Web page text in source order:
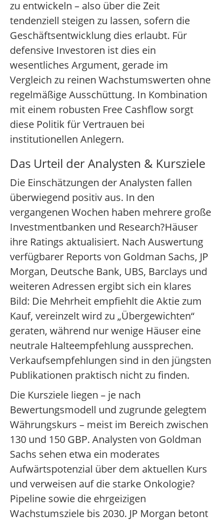
zu entwickeln – also über die Zeit
tendenziell steigen zu lassen, sofern die
Geschäftsentwicklung dies erlaubt. Für
defensive Investoren ist dies ein
wesentliches Argument, gerade im
Vergleich zu reinen Wachstumswerten ohne
regelmäßige Ausschüttung. In Kombination
mit einem robusten Free Cashflow sorgt
diese Politik für Vertrauen bei
institutionellen Anlegern.
Das Urteil der Analysten & Kursziele
Die Einschätzungen der Analysten fallen
überwiegend positiv aus. In den
vergangenen Wochen haben mehrere große
Investmentbanken und Research?Häuser
ihre Ratings aktualisiert. Nach Auswertung
verfügbarer Reports von Goldman Sachs, JP
Morgan, Deutsche Bank, UBS, Barclays und
weiteren Adressen ergibt sich ein klares
Bild: Die Mehrheit empfiehlt die Aktie zum
Kauf, vereinzelt wird zu „Übergewichten“
geraten, während nur wenige Häuser eine
neutrale Halteempfehlung aussprechen.
Verkaufsempfehlungen sind in den jüngsten
Publikationen praktisch nicht zu finden.
Die Kursziele liegen – je nach
Bewertungsmodell und zugrunde gelegtem
Währungskurs – meist im Bereich zwischen
130 und 150 GBP. Analysten von Goldman
Sachs sehen etwa ein moderates
Aufwärtspotenzial über dem aktuellen Kurs
und verweisen auf die starke Onkologie?
Pipeline sowie die ehrgeizigen
Wachstumsziele bis 2030. JP Morgan betont